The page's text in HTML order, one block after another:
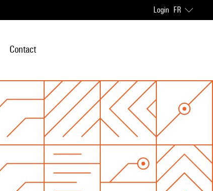
Login FR
Contact